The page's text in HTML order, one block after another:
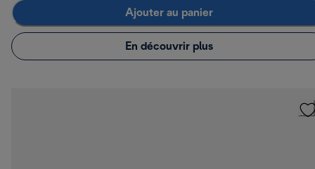
Ajouter au panier
En découvrir plus